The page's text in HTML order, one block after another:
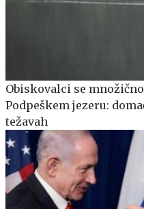
Obiskovalci se
Podpeškem jezeru:
težavah